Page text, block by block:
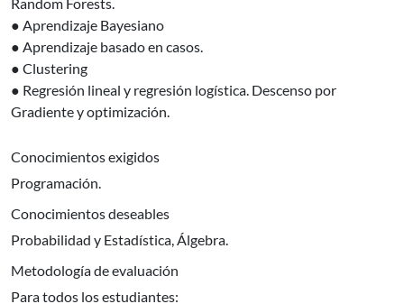
● Aprendizaje Bayesiano
● Aprendizaje basado en casos.
● Clustering
● Regresión lineal y regresión logística. Descenso por
Gradiente y optimización.
Conocimientos exigidos
Programación.
Conocimientos deseables
Probabilidad y Estadística, Álgebra.
Metodología de evaluación
Para todos los estudiantes: